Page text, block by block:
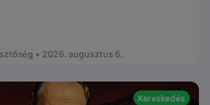
• 2026. augusztus 6.
Kereskedés